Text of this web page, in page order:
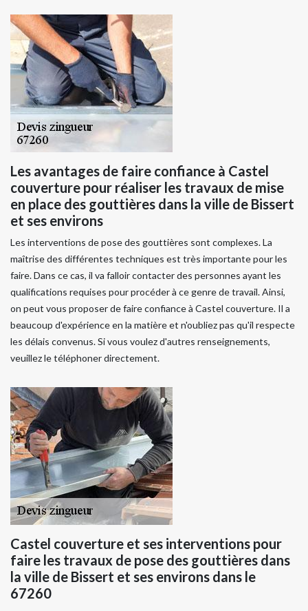
Les avantages de faire confiance à Castel
couverture pour réaliser les travaux de mise
en place des gouttières dans la ville de Bissert
et ses environs
Les interventions de pose des gouttières sont complexes. La
maîtrise des différentes techniques est très importante pour les
faire. Dans ce cas, il va falloir contacter des personnes ayant les
qualifications requises pour procéder à ce genre de travail. Ainsi,
on peut vous proposer de faire confiance à Castel couverture. Il a
beaucoup d'expérience en la matière et n'oubliez pas qu'il respecte
les délais convenus. Si vous voulez d'autres renseignements,
veuillez le téléphoner directement.
Castel couverture et ses interventions pour
faire les travaux de pose des gouttières dans
la ville de Bissert et ses environs dans le
67260